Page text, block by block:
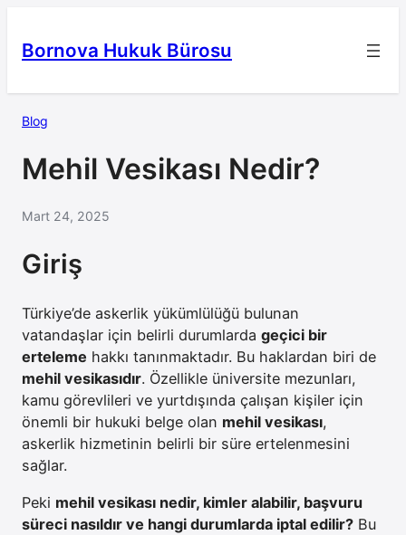
geçBornova Hukuk Bürosu
Blog
Mehil Vesikası Nedir?
Mart 24, 2025
Giriş
Türkiye’de askerlik yükümlülüğü bulunan
vatandaşlar için belirli durumlarda geçici bir
erteleme hakkı tanınmaktadır. Bu haklardan biri de
mehil vesikasıdır. Özellikle üniversite mezunları,
kamu görevlileri ve yurtdışında çalışan kişiler için
önemli bir hukuki belge olan mehil vesikası,
askerlik hizmetinin belirli bir süre ertelenmesini
sağlar.
Peki mehil vesikası nedir, kimler alabilir, başvuru
süreci nasıldır ve hangi durumlarda iptal edilir? Bu